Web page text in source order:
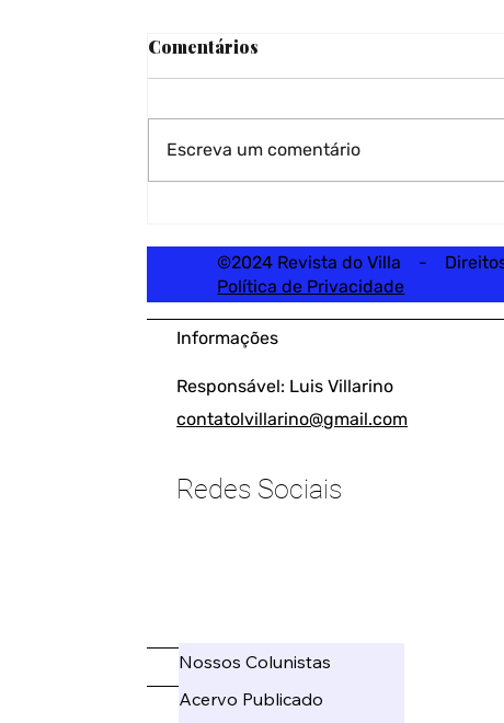
Comentários
Escreva um comentário
©2024 Revista do Villa - Direitos
Política de Privacidade
Informações
Responsável: Luis Villarino
contatolvillarino@gmail.com
Redes Sociais
_____
Nossos Colunistas
Acervo Publicado